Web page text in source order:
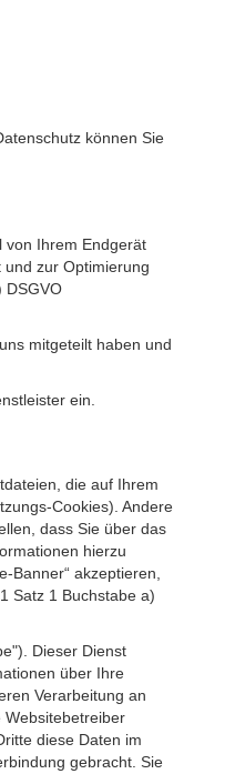
können Sie
von Ihrem Endgerät
zur Optimierung
DSGVO
mitgeteilt haben und
ein.
die auf Ihrem
Cookies). Andere
dass Sie über das
hierzu
akzeptieren,
Satz 1 Buchstabe a)
Dieser Dienst
über Ihre
Verarbeitung an
Websitebetreiber
diese Daten im
gebracht. Sie